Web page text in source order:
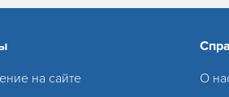
на сайте
О